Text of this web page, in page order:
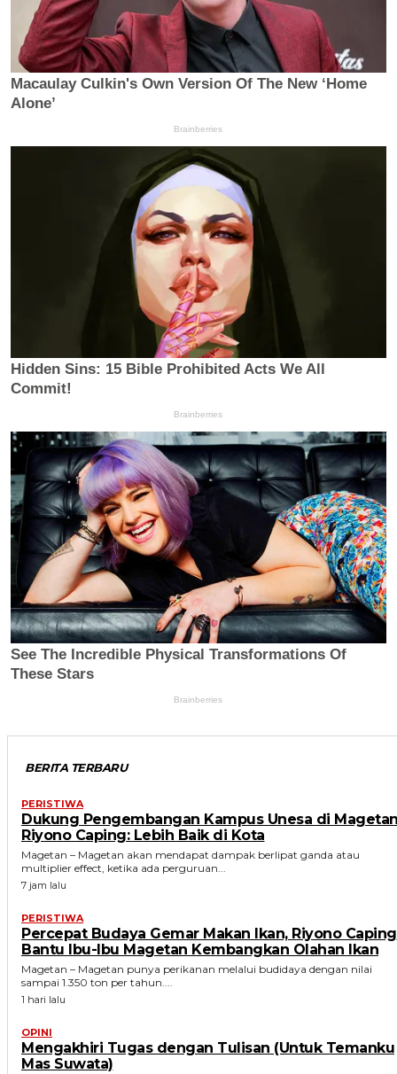
BERITA TERBARU
PERISTIWA
Dukung Pengembangan Kampus Unesa di
Riyono Caping: Lebih Baik di Kota
Magetan – Magetan akan mendapat dampak berlipat ganda atau
multiplier effect, ketika ada perguruan...
7 jam lalu
PERISTIWA
Percepat Budaya Gemar Makan Ikan, Riyono Caping
Bantu Ibu-Ibu Magetan Kembangkan Olahan Ikan
Magetan – Magetan punya perikanan melalui budidaya dengan nilai
sampai 1.350 ton per tahun....
1 hari lalu
OPINI
Mengakhiri Tugas dengan Tulisan (Untuk Temanku
Mas Suwata)